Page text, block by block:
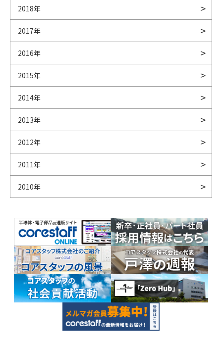
2018年
2017年
2016年
2015年
2014年
2013年
2012年
2011年
2010年